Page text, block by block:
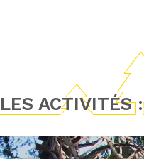
LES ACTIVITÉS :